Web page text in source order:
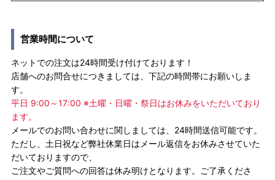
営業時間について
ネットでの注文は24時間受け付けております！
店舗へのお問合せにつきましては、下記の時間帯にお願いしま
す。
平日 9:00～17:00 ※土曜・日曜・祭日はお休みをいただいており
ます。
メールでのお問い合わせに関しましては、24時間送信可能です。
ただし、土日祝など弊社休業日はメール返信をお休みさせていた
だいておりますので、
ご注文やご質問への回答は休み明けとなります。ご了承くださ